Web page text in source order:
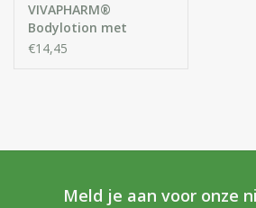
Gift sets
VIVAPHARM®
Bodylotion met
rozenwater
€14,45
Meld je aan voor onze